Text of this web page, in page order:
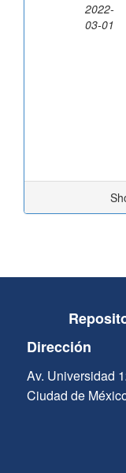
2022-
03-01
Dirección
Av. Universidad
Ciudad de